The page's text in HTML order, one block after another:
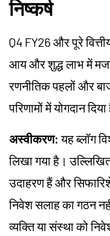
निष्कर्ष
Q4 FY26 और पूरे
आय और शुद्ध लाभ में
रणनीतिक पहलों और
परिणामों में योगदान
अस्वीकरण: यह ब्लॉग
लिखा गया है।
उदाहरण हैं और
निवेश सलाह का गठन
व्यक्ति या संस्था को